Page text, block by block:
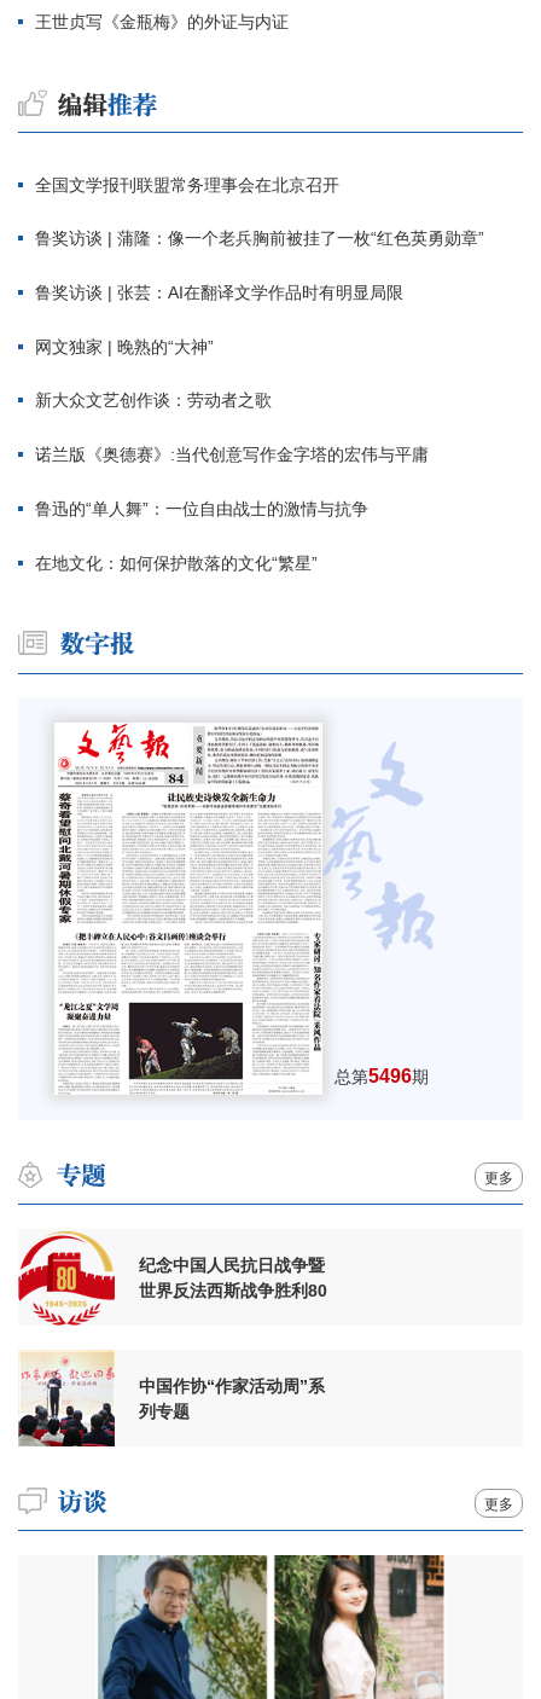
王世贞写《金瓶梅》的外证与内证
全国文学报刊联盟常务理事会在北京召开
鲁奖访谈 | 蒲隆：像一个老兵胸前被挂了一枚“红色英勇勋章”
鲁奖访谈 | 张芸：AI在翻译文学作品时有明显局限
网文独家 | 晚熟的“大神”
新大众文艺创作谈：劳动者之歌
诺兰版《奥德赛》:当代创意写作金字塔的宏伟与平庸
鲁迅的“单人舞”：一位自由战士的激情与抗争
在地文化：如何保护散落的文化“繁星”
总第5496期
更多
纪念中国人民抗日战争暨
世界反法西斯战争胜利80
中国作协“作家活动周”系
列专题
更多